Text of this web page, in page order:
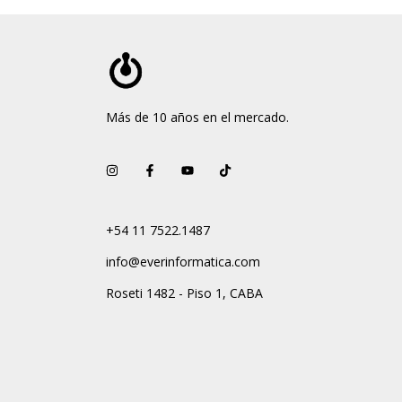
Más de 10 años en el mercado.
+54 11 7522.1487
info@everinformatica.com
Roseti 1482 - Piso 1, CABA